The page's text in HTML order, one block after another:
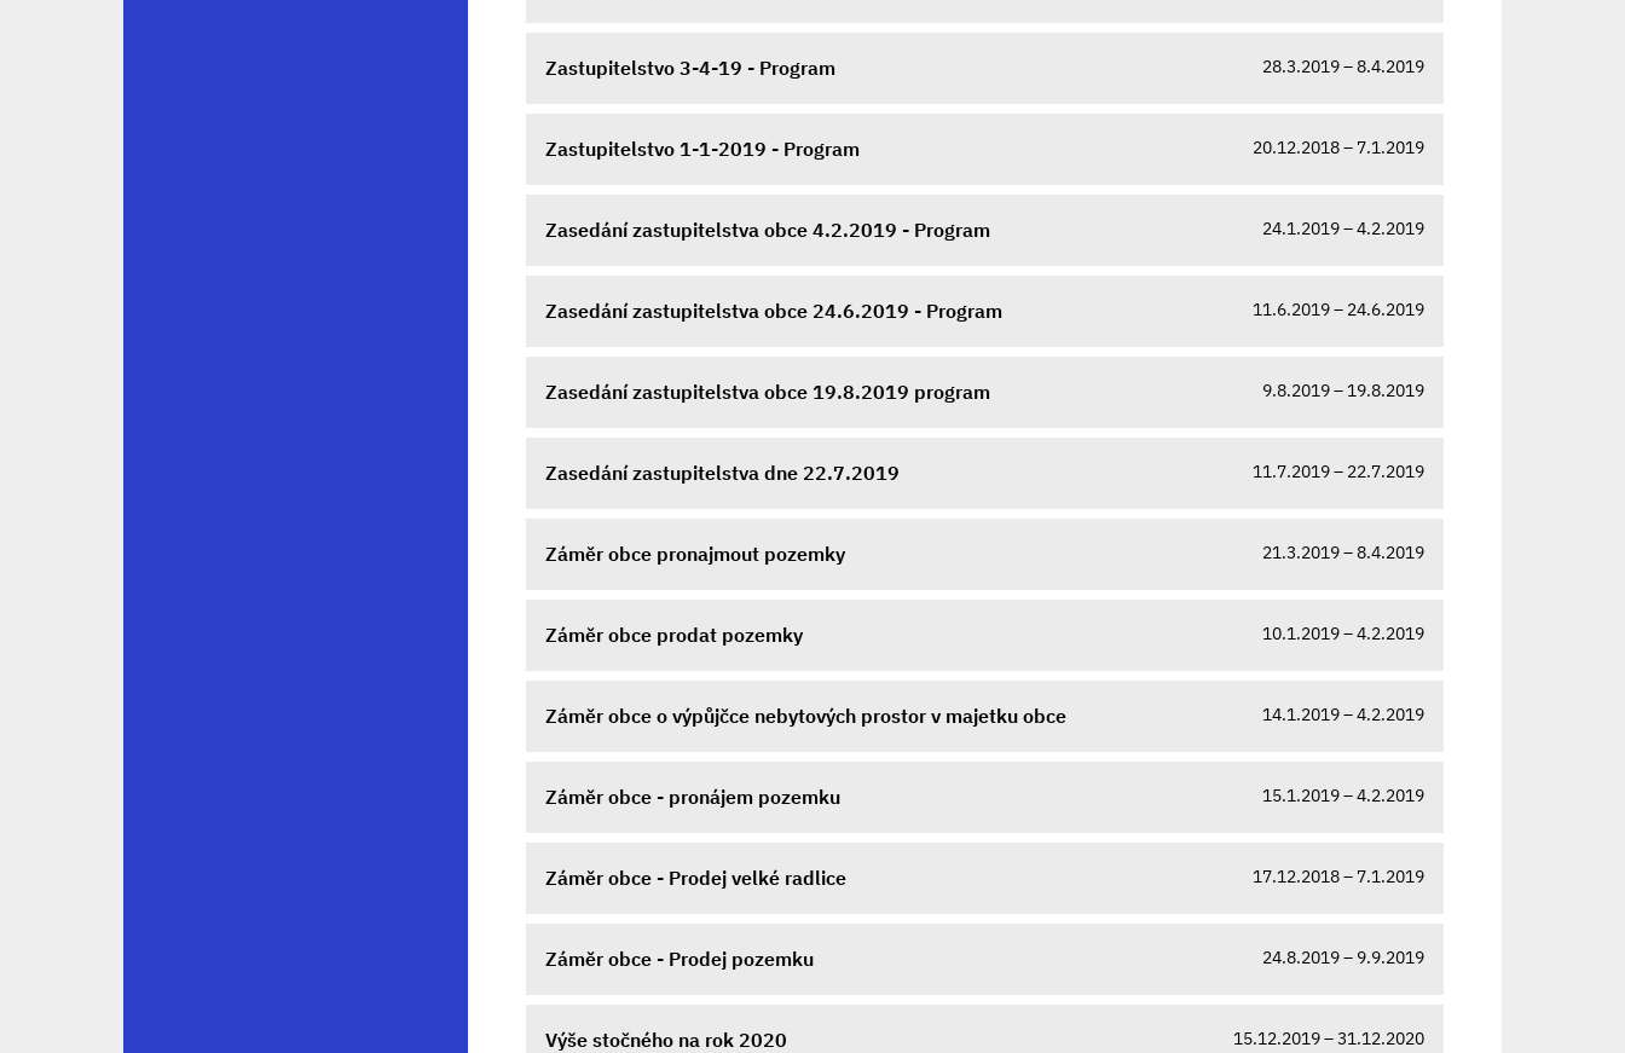
Zastupitelstvo 3-4-19 - Program 28.3.2019 – 8.4.2019
Zastupitelstvo 1-1-2019 - Program 20.12.2018 – 7.1.2019
Zasedání zastupitelstva obce 4.2.2019 - Program 24.1.2019 – 4.2.2019
Zasedání zastupitelstva obce 24.6.2019 - Program 11.6.2019 – 24.6.2019
Zasedání zastupitelstva obce 19.8.2019 program 9.8.2019 – 19.8.2019
Zasedání zastupitelstva dne 22.7.2019 11.7.2019 – 22.7.2019
Záměr obce pronajmout pozemky 21.3.2019 – 8.4.2019
Záměr obce prodat pozemky 10.1.2019 – 4.2.2019
Záměr obce o výpůjčce nebytových prostor v majetku obce 14.1.2019 – 4.2.2019
Záměr obce - pronájem pozemku 15.1.2019 – 4.2.2019
Záměr obce - Prodej velké radlice 17.12.2018 – 7.1.2019
Záměr obce - Prodej pozemku 24.8.2019 – 9.9.2019
Výše stočného na rok 2020 15.12.2019 – 31.12.2020